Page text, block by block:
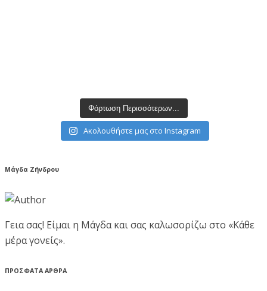
Φόρτωση Περισσότερων...
Ακολουθήστε μας στο Instagram
Μάγδα Ζήνδρου
Γεια σας! Είμαι η Μάγδα και σας καλωσορίζω στο «Κάθε
μέρα γονείς».
ΠΡΟΣΦΑΤΑ ΑΡΘΡΑ